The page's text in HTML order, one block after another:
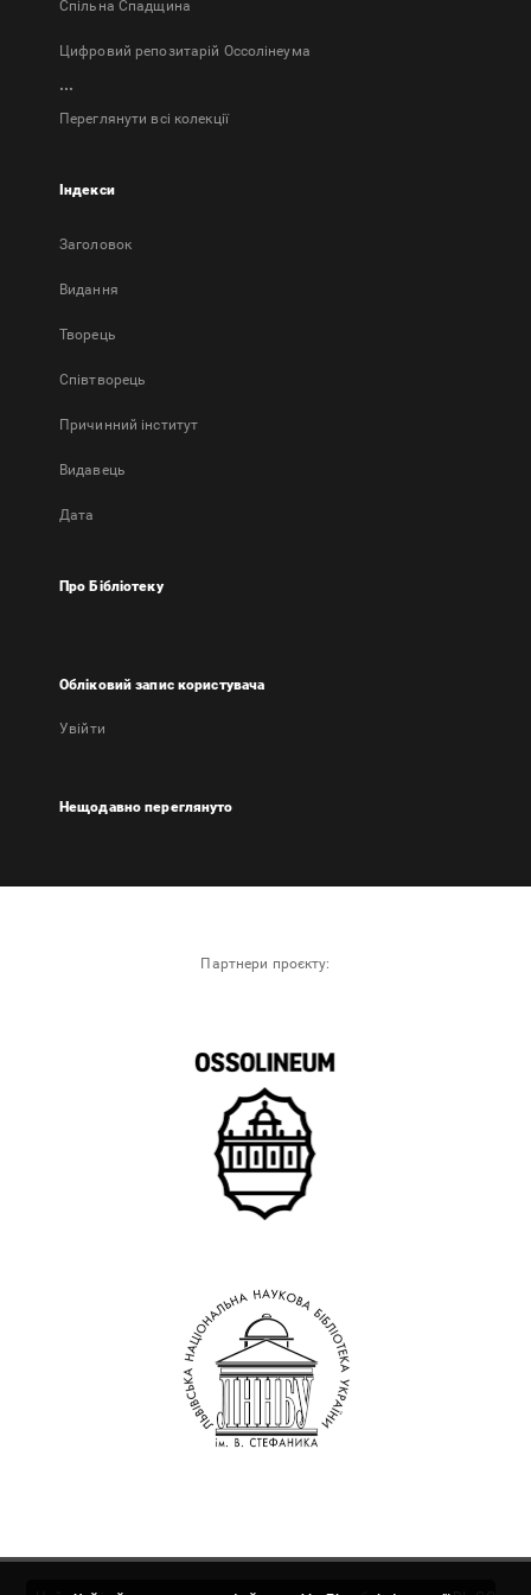
Спільна Спадщина
Цифровий репозитарій Оссолінеума
...
Переглянути всі колекції
Індекси
Заголовок
Bидання
Творець
Співтворець
Причинний інститут
Видавець
Дата
Про Бібліотеку
Обліковий запис користувача
Увійти
Нещодавно переглянуто
Партнери проєкту: